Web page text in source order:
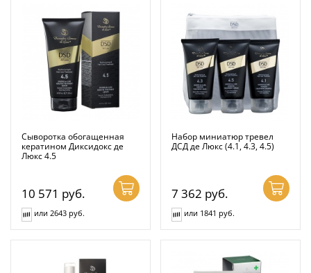
Сыворотка обогащенная
кератином Диксидокс де
Люкс 4.5
10 571 руб.
или 2643 руб.
Набор миниатюр тревел
ДСД де Люкс (4.1, 4.3, 4.5)
7 362 руб.
или 1841 руб.